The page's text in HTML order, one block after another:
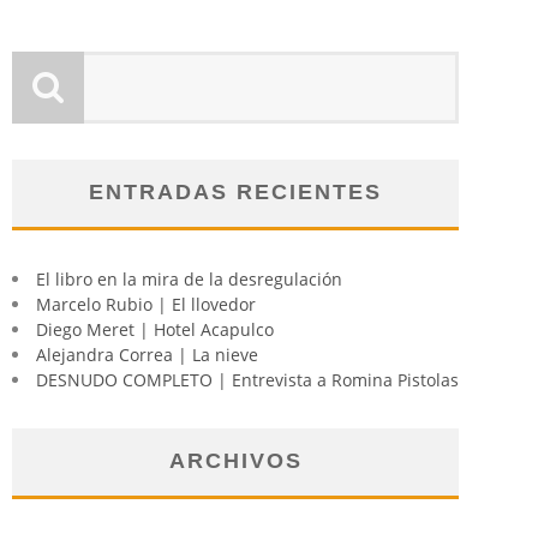
ENTRADAS RECIENTES
El libro en la mira de la desregulación
Marcelo Rubio | El llovedor
Diego Meret | Hotel Acapulco
Alejandra Correa | La nieve
DESNUDO COMPLETO | Entrevista a Romina Pistolas
ARCHIVOS